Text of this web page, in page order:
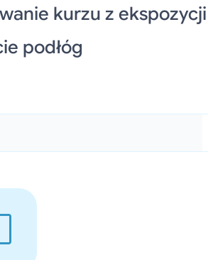
kurzu z ekspozycji
podłóg